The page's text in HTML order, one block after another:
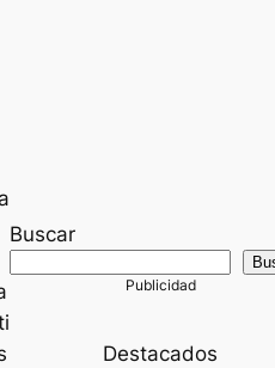
Buscar
Destacados